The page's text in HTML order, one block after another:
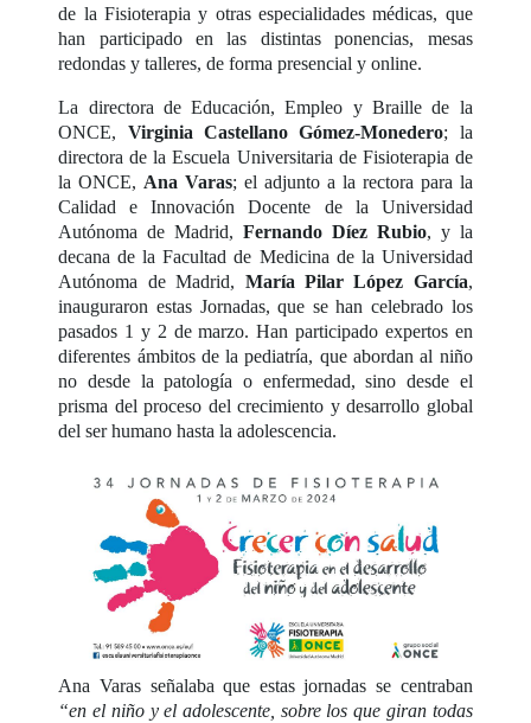
de la Fisioterapia y otras especialidades médicas, que
han participado en las distintas ponencias, mesas
redondas y talleres, de forma presencial y online.
La directora de Educación, Empleo y Braille de la
ONCE, Virginia Castellano Gómez-Monedero; la
directora de la Escuela Universitaria de Fisioterapia de
la ONCE, Ana Varas; el adjunto a la rectora para la
Calidad e Innovación Docente de la Universidad
Autónoma de Madrid,Fernando Díez Rubio, y la
decana de la Facultad de Medicina de la Universidad
Autónoma de Madrid, María Pilar López García,
inauguraron estas Jornadas, que se han celebrado los
pasados 1 y 2 de marzo. Han participado expertos en
diferentes ámbitos de la pediatría, que abordan al niño
no desde la patología o enfermedad, sino desde el
prisma del proceso del crecimiento y desarrollo global
del ser humano hasta la adolescencia.
Ana Varas señalaba que estas jornadas se centraban
“en el niño y el adolescente, sobre los que giran todas